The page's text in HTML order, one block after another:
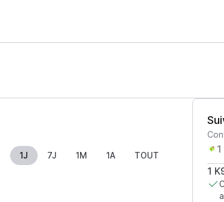
1J 7J 1M 1A TOUT
1